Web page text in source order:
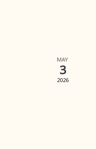
MAY
3
2026